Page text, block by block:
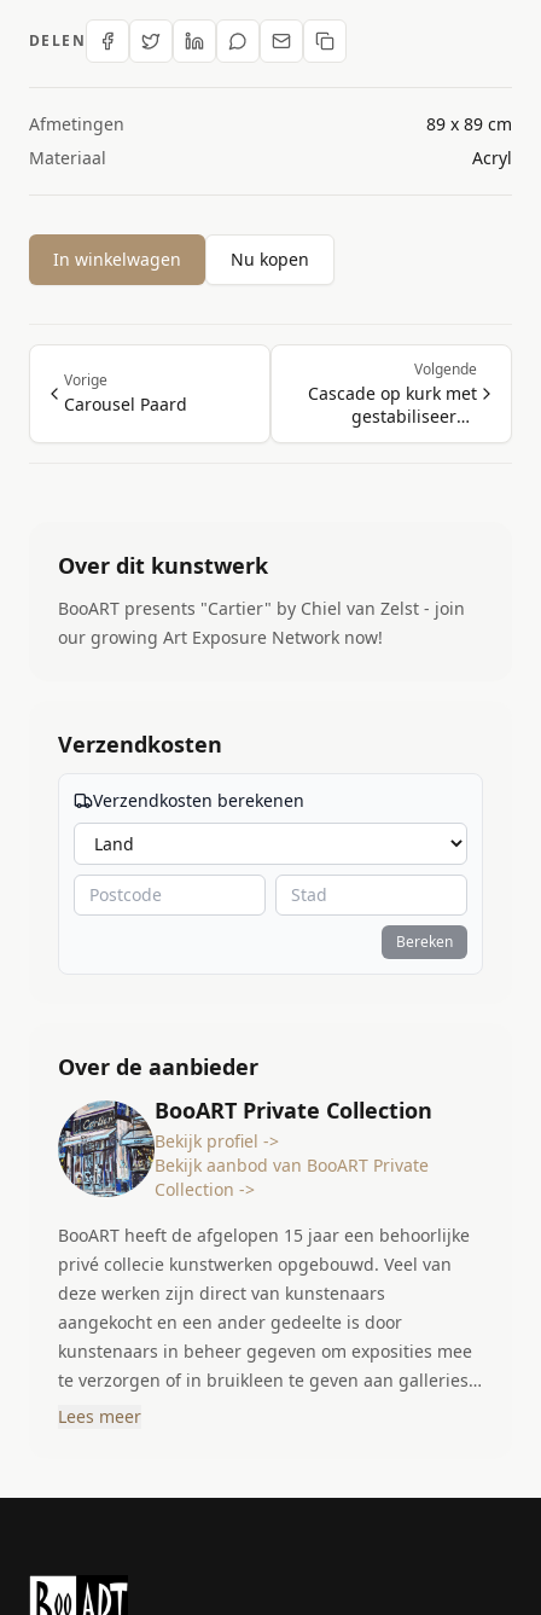
DELEN
Afmetingen
89 x 89 cm
Materiaal
Acryl
In winkelwagen Nu kopen
Vorige
Carousel Paard
Volgende
Cascade op kurk met
gestabiliseerde
bloemen
Over dit kunstwerk
BooART presents "Cartier" by Chiel van Zelst - join
our growing Art Exposure Network now!
Verzendkosten
Verzendkosten berekenen
Bereken
Over de aanbieder
BooART Private Collection
Bekijk profiel ->
Bekijk aanbod van BooART Private
Collection ->
BooART heeft de afgelopen 15 jaar een behoorlijke
privé collecie kunstwerken opgebouwd. Veel van
deze werken zijn direct van kunstenaars
aangekocht en een ander gedeelte is door
kunstenaars in beheer gegeven om exposities mee
te verzorgen of in bruikleen te geven aan galleries
of verzamelaars. De collectie is zeer gevarieerd en
nieuwe aankopen.
Lees meer